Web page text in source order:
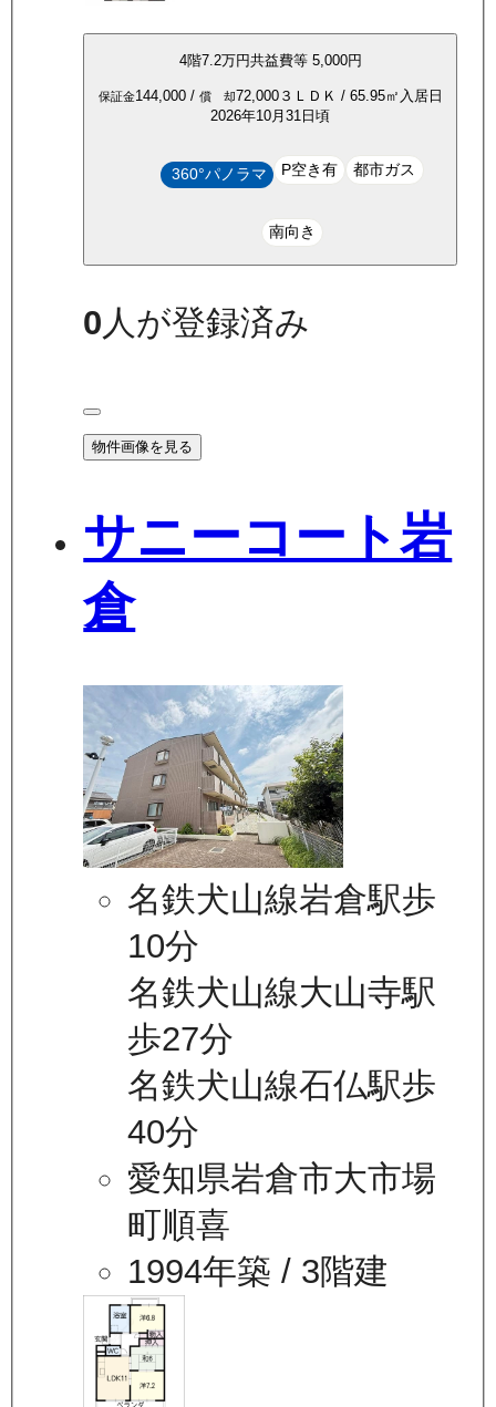
4階7.2万円共益費等 5,000円
保証金144,000/ 償 却72,000３ＬＤＫ / 65.95㎡ 入居日
2026年10月31日頃
360°パノラマ P空き有 都市ガス
南向き
0 人が登録済み
物件画像を見る
サニーコート岩
倉
名鉄犬山線岩倉駅歩
10分
名鉄犬山線大山寺駅
歩27分
名鉄犬山線石仏駅歩
40分
愛知県岩倉市大市場
町順喜
1994年築 / 3階建